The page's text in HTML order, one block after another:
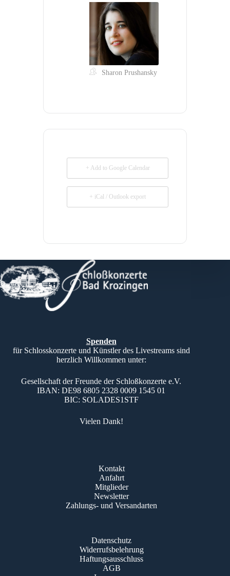
Sharon Prushansky
+ Add to Google Calendar
+ iCal / Outlook export
Spenden
für Schlosskonzerte und Künstler des Livestreams sind
herzlich Willkommen unter:
Gesellschaft der Freunde der Schloßkonzerte e.V.
IBAN: DE98 6805 2328 0009 1545 01
BIC: SOLADES1STF
Vielen Dank!
Kontakt
Anfahrt
Mitglieder
Newsletter
Zahlungs- und Versandarten
Datenschutz
Widerrufsbelehrung
Haftungsausschluss
AGB